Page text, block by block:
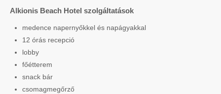
Alkionis Beach Hotel szolgáltatások
medence napernyőkkel és napágyakkal
12 órás recepció
lobby
főétterem
snack bár
csomagmegőrző